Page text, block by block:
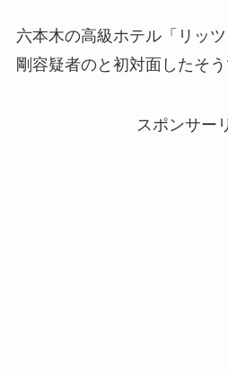
六本木の高級ホテル「リッ
剛容疑者のと初対面したそう
スポンサー